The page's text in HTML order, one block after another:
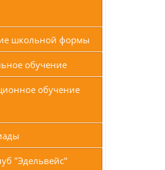
школьной формы
обучение
обучение
"Эдельвейс"